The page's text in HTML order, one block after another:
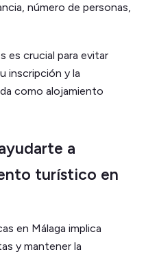
número de personas,
es crucial para evitar
inscripción y la
como alojamiento
a
turístico en
en Málaga implica
y mantener la